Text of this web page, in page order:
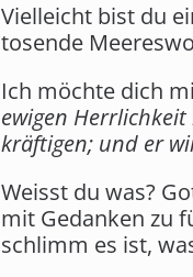
Vielleicht bist du
tosende
Ich möchte dich
ewigen
kräftigen; und er
Weisst du was?
mit Gedanken zu
schlimm es ist,